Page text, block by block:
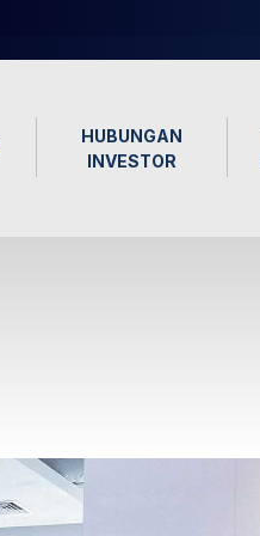
HUBUNGAN
INVESTOR